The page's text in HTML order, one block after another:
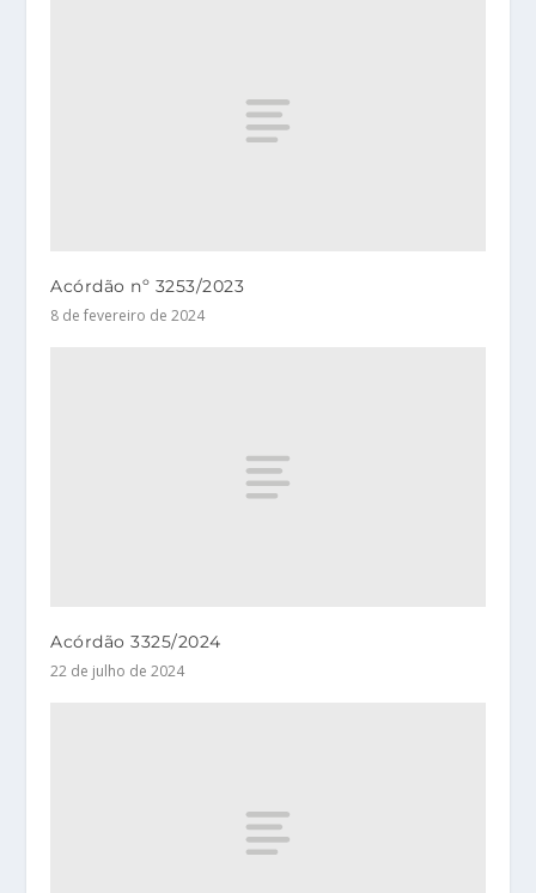
Acórdão nº 3253/2023
8 de fevereiro de 2024
Acórdão 3325/2024
22 de julho de 2024